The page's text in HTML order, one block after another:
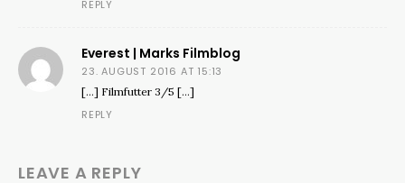
REPLY
Everest | Marks Filmblog
23. AUGUST 2016 AT 15:13
[…] Filmfutter 3/5 […]
REPLY
LEAVE A REPLY